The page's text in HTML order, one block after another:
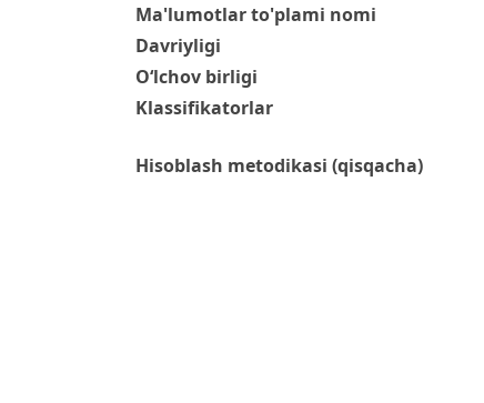
Ma'lumotlar to'plami nomi
Davriyligi
O‘lchov birligi
Klassifikatorlar
Hisoblash metodikasi (qisqacha)